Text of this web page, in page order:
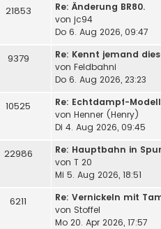
21853
Re: Änderung BR80.
von jc94
Do 6. Aug 2026, 09:47
9379
Re: Kennt jemand
von Feldbahni
Do 6. Aug 2026, 23:23
10525
Re: Echtdampf-
von Henner (Henry)
Di 4. Aug 2026, 09:45
22986
Re: Hauptbahn in
von T 20
Mi 5. Aug 2026, 18:51
6211
Re: Vernickeln mit
von Stoffel
Mo 20. Apr 2026, 17:57